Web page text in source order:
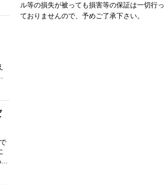
ル等の損失が被っても損害等の保証は一切行っ
ておりませんので、予めご了承下さい。